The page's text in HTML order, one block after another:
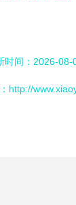
时间：2026-08-
http://